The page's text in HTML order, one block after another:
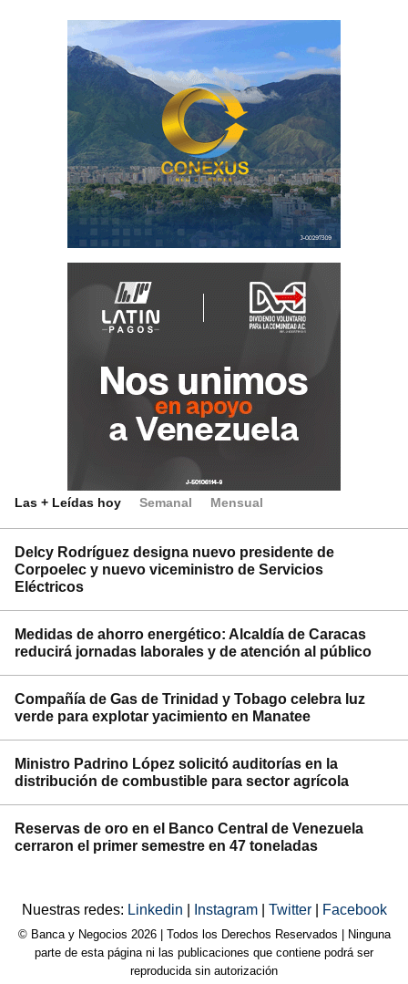
Las + Leídas hoy Semanal Mensual
Delcy Rodríguez designa nuevo presidente de
Corpoelec y nuevo viceministro de Servicios
Eléctricos
Medidas de ahorro energético: Alcaldía de Caracas
reducirá jornadas laborales y de atención al público
Compañía de Gas de Trinidad y Tobago celebra luz
verde para explotar yacimiento en Manatee
Ministro Padrino López solicitó auditorías en la
distribución de combustible para sector agrícola
Reservas de oro en el Banco Central de Venezuela
cerraron el primer semestre en 47 toneladas
Nuestras redes: Linkedin Instagram Twitter Facebook
© Banca y Negocios 2026 | Todos los Derechos Reservados | Ninguna
parte de esta página ni las publicaciones que contiene podrá ser
reproducida sin autorización